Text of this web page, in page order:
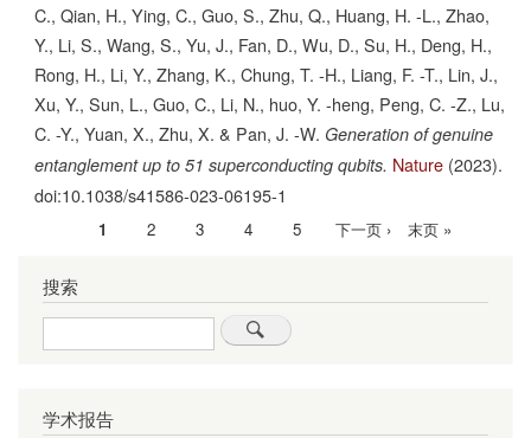
C., Qian, H., Ying, C., Guo, S., Zhu, Q., Huang, H. -L., Zhao,
Y., Li, S., Wang, S., Yu, J., Fan, D., Wu, D., Su, H., Deng, H.,
Rong, H., Li, Y., Zhang, K., Chung, T. -H., Liang, F. -T., Lin, J.,
Xu, Y., Sun, L., Guo, C., Li, N., huo, Y. -heng, Peng, C. -Z., Lu,
C. -Y., Yuan, X., Zhu, X. & Pan, J. -W. Generation of genuine
entanglement up to 51 superconducting qubits. Nature (2023).
doi:10.1038/s41586-023-06195-1
当1 Page
2 Page
3 Page
4 Page
5
下
下一页 ›
末
末页 »
搜索
Search
学术报告